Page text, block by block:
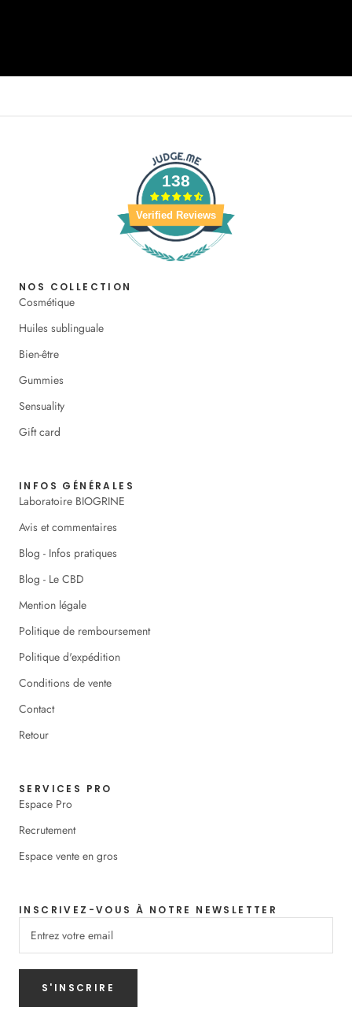
138
Verified Reviews
NOS COLLECTION
Cosmétique
Huiles sublinguale
Bien-être
Gummies
Sensuality
Gift card
INFOS GÉNÉRALES
Laboratoire BIOGRINE
Avis et commentaires
Blog - Infos pratiques
Blog - Le CBD
Mention légale
Politique de remboursement
Politique d'expédition
Conditions de vente
Contact
Retour
SERVICES PRO
Espace Pro
Recrutement
Espace vente en gros
INSCRIVEZ-VOUS À NOTRE NEWSLETTER
S'INSCRIRE